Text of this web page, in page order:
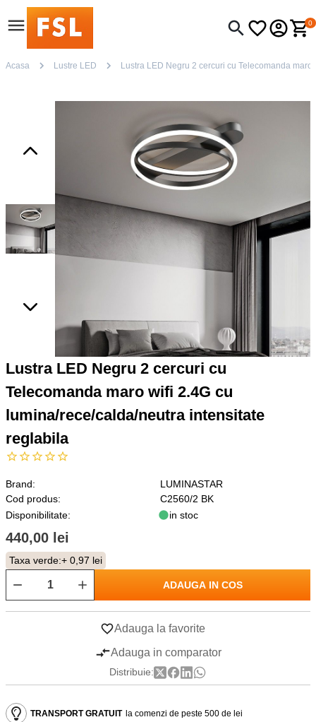
0
Acasa Lustre LED Lustra LED Negru 2 cercuri cu Telecomanda
Lustra LED Negru 2 cercuri cu
Telecomanda maro wifi 2.4G cu
lumina/rece/calda/neutra intensitate
reglabila
Brand:
LUMINASTAR
Cod produs:
C2560/2 BK
Disponibilitate:
in stoc
440,00 lei
Taxa verde:+ 0,97 lei
ADAUGA IN COS
Adauga la favorite
Adauga in comparator
Distribuie:
TRANSPORT GRATUIT la comenzi de peste 500 de lei